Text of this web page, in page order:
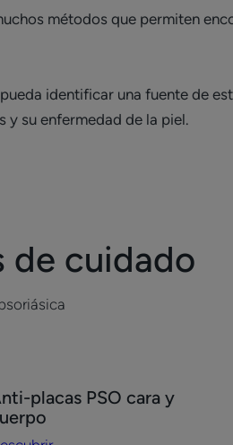
métodos que permiten
identificar una fuente de
y su enfermedad de la piel.
de cuidado
placas PSO cara y